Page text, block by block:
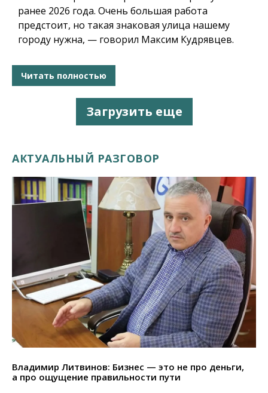
ранее 2026 года. Очень большая работа
предстоит, но такая знаковая улица нашему
городу нужна, — говорил Максим Кудрявцев.
Читать полностью
Загрузить еще
АКТУАЛЬНЫЙ РАЗГОВОР
Владимир Литвинов: Бизнес — это не про деньги,
а про ощущение правильности пути